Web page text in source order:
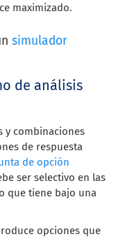
maximizado.
simulador
de análisis
y combinaciones
de respuesta
de opción
ser selectivo en las
que tiene bajo una
opciones que